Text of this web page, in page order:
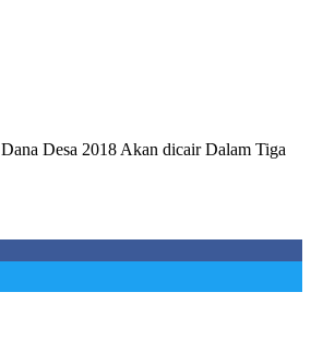
Desa 2018 Akan dicair Dalam Tiga